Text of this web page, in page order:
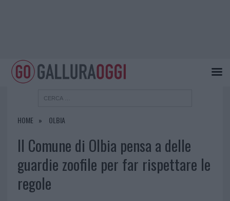
HOME OLBIA
Il Comune di Olbia pensa a delle
guardie zoofile per far rispettare le
regole